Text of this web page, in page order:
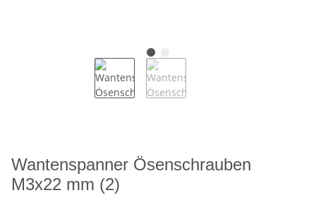
Wantenspanner Ösenschrauben
M3x22 mm (2)